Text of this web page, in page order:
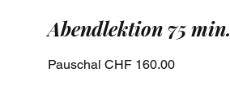
Abendlektion 75 min.
Pauschal CHF 160.00